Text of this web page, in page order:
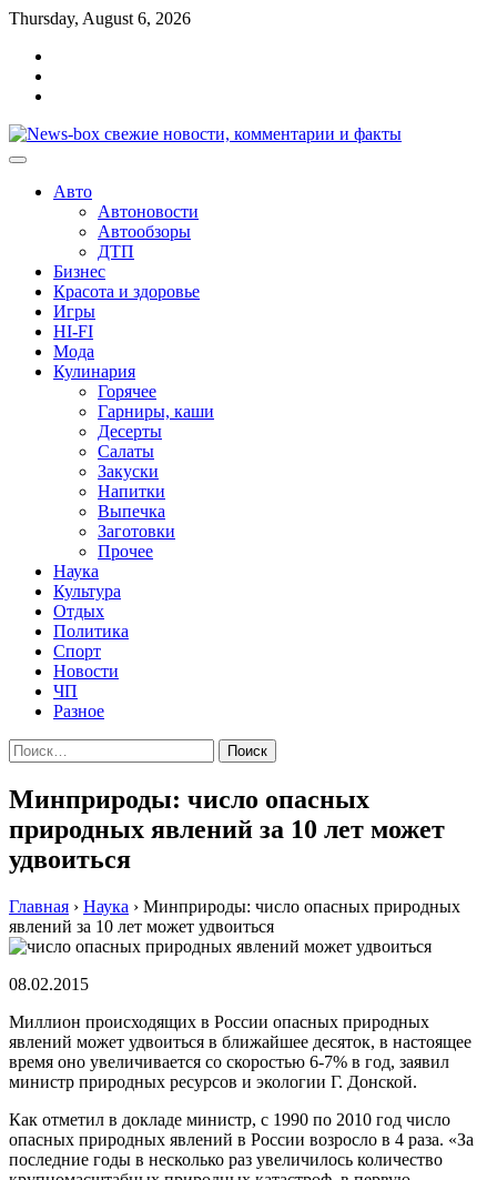
Перейти
содержимому
Thursday, August 6, 2026
Авто
Автоновости
Автообзоры
ДТП
Бизнес
Красота и здоровье
Игры
HI-FI
Мода
Кулинария
Горячее
Гарниры, каши
Десерты
Салаты
Закуски
Напитки
Выпечка
Заготовки
Прочее
Наука
Культура
Отдых
Политика
Спорт
Новости
ЧП
Разное
Найти:
Минприроды: число опасных
природных явлений за 10 лет может
удвоиться
Главная › Наука › Минприроды: число опасных природных
явлений за 10 лет может удвоиться
08.02.2015
Миллион происходящих в России опасных природных
явлений может удвоиться в ближайшее десяток, в настоящее
время оно увеличивается со скоростью 6-7% в год, заявил
министр природных ресурсов и экологии Г. Донской.
Как отметил в докладе министр, с 1990 по 2010 год число
опасных природных явлений в России возросло в 4 раза. «За
последние годы в несколько раз увеличилось количество